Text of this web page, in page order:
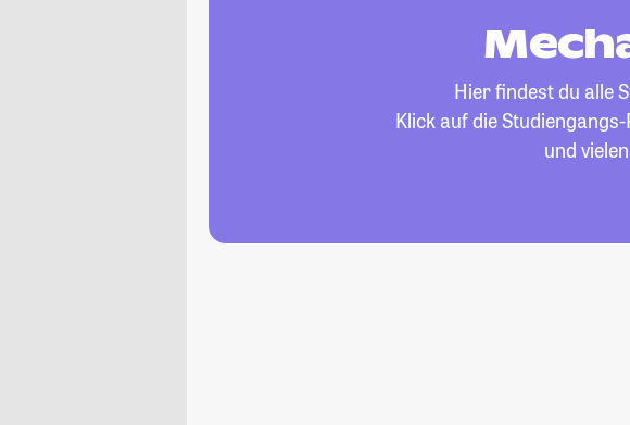
Hier findest du alle
Klick auf die
und